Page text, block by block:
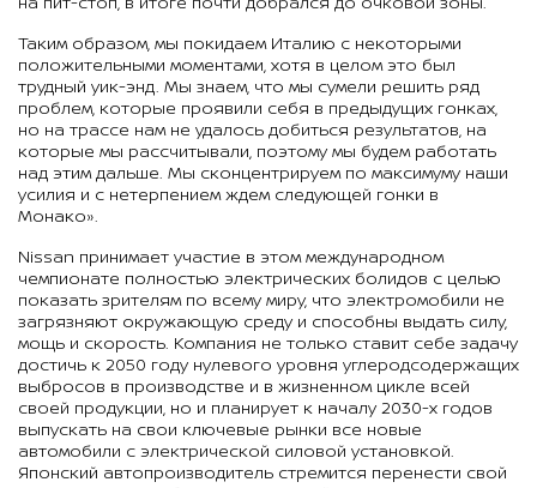
Таким образом, мы покидаем Италию с некоторыми
положительными моментами, хотя в целом это был
трудный уик-энд. Мы знаем, что мы сумели решить ряд
проблем, которые проявили себя в предыдущих гонках,
но на трассе нам не удалось добиться результатов, на
которые мы рассчитывали, поэтому мы будем работать
над этим дальше. Мы сконцентрируем по максимуму наши
усилия и с нетерпением ждем следующей гонки в
Монако».
Nissan принимает участие в этом международном
чемпионате полностью электрических болидов с целью
показать зрителям по всему миру, что электромобили не
загрязняют окружающую среду и способны выдать силу,
мощь и скорость. Компания не только ставит себе задачу
достичь к 2050 году нулевого уровня углеродсодержащих
выбросов в производстве и в жизненном цикле всей
своей продукции, но и планирует к началу 2030-х годов
выпускать на свои ключевые рынки все новые
автомобили с электрической силовой установкой.
Японский автопроизводитель стремится перенести свой